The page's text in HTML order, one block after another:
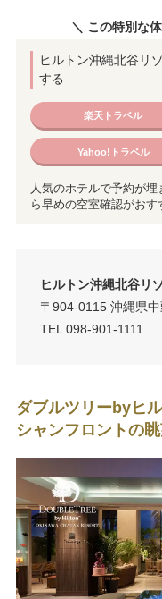
＼ この特別な
ヒルトン沖縄北谷リ
する
楽天トラベル
Yahoo!トラベル
人気のホテルで予約が
ら早めの空室確認がおす
ヒルトン沖縄北谷リ
〒904-0115 沖縄県
TEL 098-901-1111
ダブルツリーbyヒ
シャンフロントの